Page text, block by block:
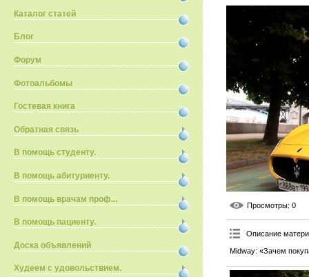
Каталог статей
Блог
Форум
Фотоальбомы
Гостевая книга
Обратная связь
В помощь студенту.
В помощь абитуриенту.
В помощь врачам проф...
В помощь пациенту.
Доска объявлений
Худеем с удовольствием.
Просмотры: 0
Описание
Midway: «Зачем